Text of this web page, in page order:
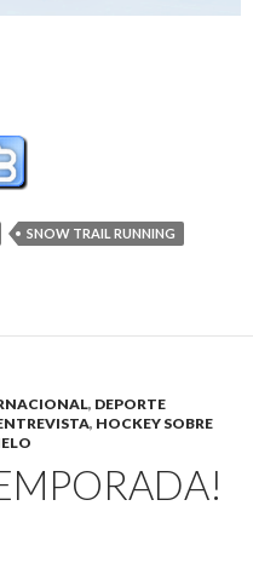
Tierra Mayor (Audio)
SNOW TRAIL RUNNING
, DEPORTE
, HOCKEY SOBRE